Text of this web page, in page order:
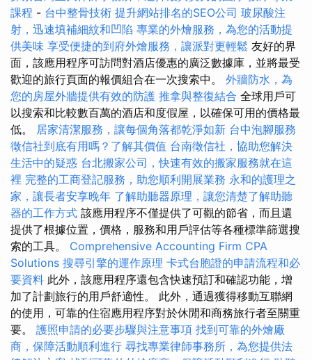
課程 - 台中整骨技術 提升網站排名的SEO公司 玻尿酸注
射，迅速填補細紋和凹陷 專業的外燴服務，為您的活動提
供美味 享受便捷的到府外燴服務，讓派對更輕鬆 友好的界
面，該應用程序可訪問對酒店優惠的廣泛數據庫，並將最受
歡迎的旅行頁面的報價組合在一次搜索中。 外牆防水，為
您的房屋外牆提供有效的防護 推拿與整復結合 全球用戶可
以搜索和比較數百萬的酒店和度假屋，以確保可用的價格最
低。 居家清潔服務，讓每個角落都乾淨如新 台中泡腳服務
徵信社到底有用嗎？了解其價值 台南徵信社，協助您解決
生活中的疑惑 台北搬家公司，快速有效的搬家服務就在這
裡 完整的工商登記服務，助您順利開展業務 永和的護理之
家，讓長者安享晚年 了解助聽器原理，讓您清楚了解助聽
器的工作方式 該應用程序不僅提供了可觀的節省，而且還
提供了根據位置，價格，服務和用戶評估等各種標準篩選搜
索的工具。 Comprehensive Accounting Firm CPA
Solutions 搜尋引擎的運作原理 卡式台胞證的申請流程和必
要資料 此外，該應用程序還包含快速預訂和確認功能，增
加了計劃旅行的用戶舒適性。 此外，通過獲得移動互聯網
的使用，可靠的住宿應用程序對於休閒和商務旅行者至關重
要。 護照申請的必要步驟與注意事項 找到可靠的外燴廠
商，保障活動順利進行 尋找專業律師事務所，為您提供法